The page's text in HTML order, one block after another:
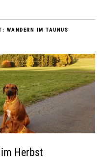
WANDERN IM TAUNUS
Herbst